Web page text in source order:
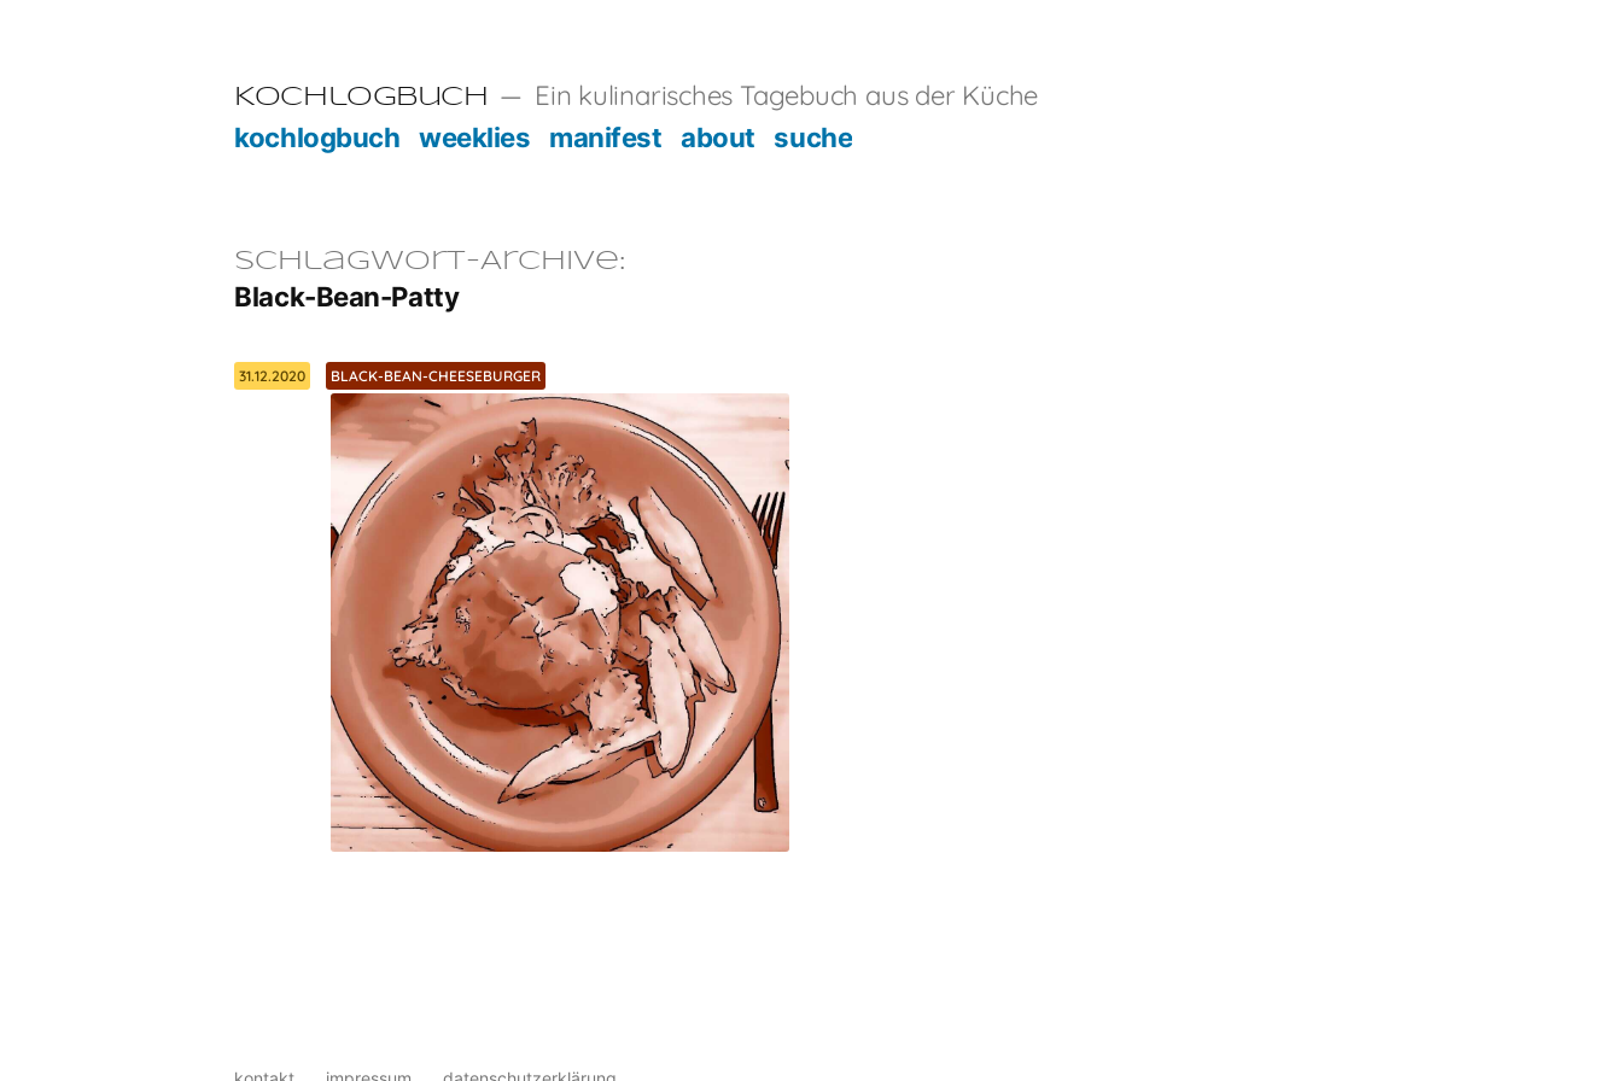
Kochlogbuch Ein kulinarisches Tagebuch aus der Küche
kochlogbuch weeklies manifest about suche
Schlagwort-Archive:
Black-Bean-Patty
31.12.2020 BLACK-BEAN-CHEESEBURGER